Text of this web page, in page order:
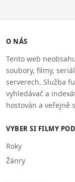
O NÁS
Tento web
soubory, filmy,
serverech. Služba
vyhledávač a
hostován a veřejně
VYBER SI FILMY
Roky
Žánry